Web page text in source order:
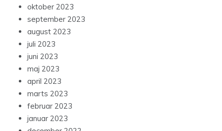
oktober 2023
september 2023
august 2023
juli 2023
juni 2023
maj 2023
april 2023
marts 2023
februar 2023
januar 2023